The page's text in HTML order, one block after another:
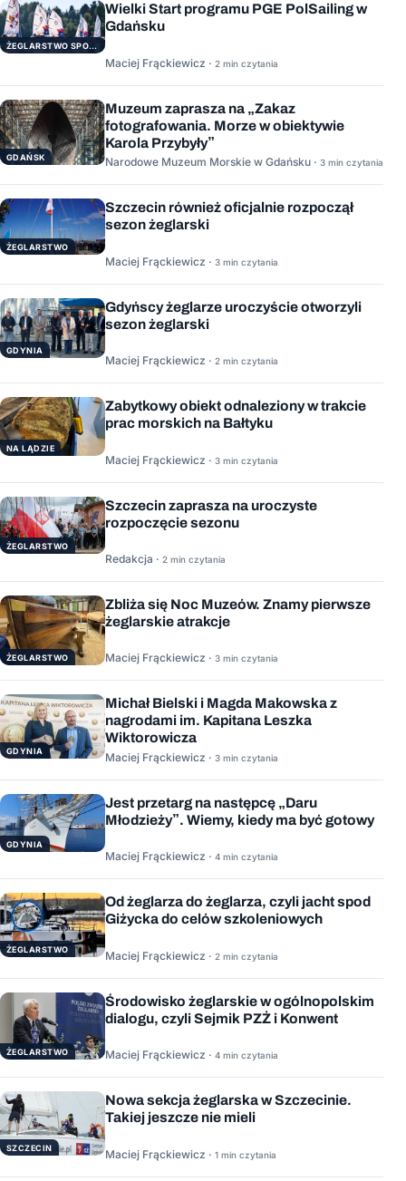
ŻEGLARSTWO SPORTOWE
Wielki Start programu PGE PolSailing w
Gdańsku
Maciej Frąckiewicz · 2 min czytania
GDAŃSK
Muzeum zaprasza na „Zakaz
fotografowania. Morze w obiektywie
Karola Przybyły”
Narodowe Muzeum Morskie w Gdańsku · 3 min czytania
ŻEGLARSTWO
Szczecin również oficjalnie rozpoczął
sezon żeglarski
Maciej Frąckiewicz · 3 min czytania
GDYNIA
Gdyńscy żeglarze uroczyście otworzyli
sezon żeglarski
Maciej Frąckiewicz · 2 min czytania
NA LĄDZIE
Zabytkowy obiekt odnaleziony w trakcie
prac morskich na Bałtyku
Maciej Frąckiewicz · 3 min czytania
ŻEGLARSTWO
Szczecin zaprasza na uroczyste
rozpoczęcie sezonu
Redakcja · 2 min czytania
ŻEGLARSTWO
Zbliża się Noc Muzeów. Znamy pierwsze
żeglarskie atrakcje
Maciej Frąckiewicz · 3 min czytania
GDYNIA
Michał Bielski i Magda Makowska z
nagrodami im. Kapitana Leszka
Wiktorowicza
Maciej Frąckiewicz · 3 min czytania
GDYNIA
Jest przetarg na następcę „Daru
Młodzieży”. Wiemy, kiedy ma być gotowy
Maciej Frąckiewicz · 4 min czytania
ŻEGLARSTWO
Od żeglarza do żeglarza, czyli jacht spod
Giżycka do celów szkoleniowych
Maciej Frąckiewicz · 2 min czytania
ŻEGLARSTWO
Środowisko żeglarskie w ogólnopolskim
dialogu, czyli Sejmik PZŻ i Konwent
Maciej Frąckiewicz · 4 min czytania
SZCZECIN
Nowa sekcja żeglarska w Szczecinie.
Takiej jeszcze nie mieli
Maciej Frąckiewicz · 1 min czytania